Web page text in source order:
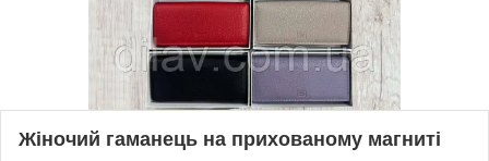
Жіночий гаманець на прихованому магниті